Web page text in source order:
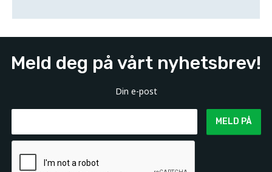
Meld deg på vårt nyhetsbrev!
Din e-post
MELD PÅ